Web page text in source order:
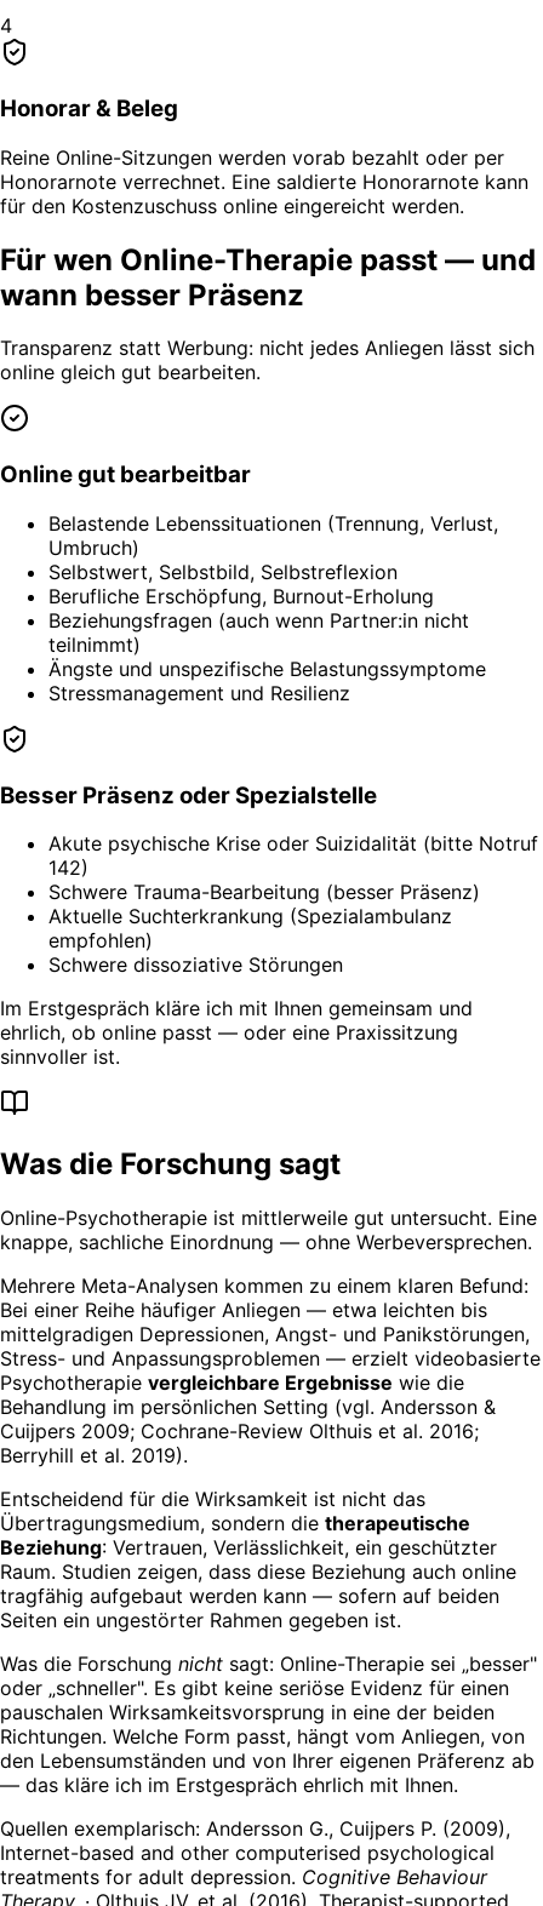
4
Honorar & Beleg
Reine Online-Sitzungen werden vorab bezahlt oder per
Honorarnote verrechnet. Eine saldierte Honorarnote kann
für den Kostenzuschuss online eingereicht werden.
Für wen Online-Therapie passt — und
wann besser Präsenz
Transparenz statt Werbung: nicht jedes Anliegen lässt sich
online gleich gut bearbeiten.
Online gut bearbeitbar
Belastende Lebenssituationen (Trennung, Verlust,
Umbruch)
Selbstwert, Selbstbild, Selbstreflexion
Berufliche Erschöpfung, Burnout-Erholung
Beziehungsfragen (auch wenn Partner:in nicht
teilnimmt)
Ängste und unspezifische Belastungssymptome
Stressmanagement und Resilienz
Besser Präsenz oder Spezialstelle
Akute psychische Krise oder Suizidalität (bitte Notruf
142)
Schwere Trauma-Bearbeitung (besser Präsenz)
Aktuelle Suchterkrankung (Spezialambulanz
empfohlen)
Schwere dissoziative Störungen
Im Erstgespräch kläre ich mit Ihnen gemeinsam und
ehrlich, ob online passt — oder eine Praxissitzung
sinnvoller ist.
Was die Forschung sagt
Online-Psychotherapie ist mittlerweile gut untersucht. Eine
knappe, sachliche Einordnung — ohne Werbeversprechen.
Mehrere Meta-Analysen kommen zu einem klaren Befund:
Bei einer Reihe häufiger Anliegen — etwa leichten bis
mittelgradigen Depressionen, Angst- und Panikstörungen,
Stress- und Anpassungsproblemen — erzielt videobasierte
Psychotherapie vergleichbare Ergebnisse wie die
Behandlung im persönlichen Setting (vgl. Andersson &
Cuijpers 2009; Cochrane-Review Olthuis et al. 2016;
Berryhill et al. 2019).
Entscheidend für die Wirksamkeit ist nicht das
Übertragungsmedium, sondern die therapeutische
Beziehung: Vertrauen, Verlässlichkeit, ein geschützter
Raum. Studien zeigen, dass diese Beziehung auch online
tragfähig aufgebaut werden kann — sofern auf beiden
Seiten ein ungestörter Rahmen gegeben ist.
Was die Forschung nicht sagt: Online-Therapie sei „besser"
oder „schneller". Es gibt keine seriöse Evidenz für einen
pauschalen Wirksamkeitsvorsprung in eine der beiden
Richtungen. Welche Form passt, hängt vom Anliegen, von
den Lebensumständen und von Ihrer eigenen Präferenz ab
— das kläre ich im Erstgespräch ehrlich mit Ihnen.
Quellen exemplarisch: Andersson G., Cuijpers P. (2009),
Internet-based and other computerised psychological
treatments for adult depression. Cognitive Behaviour